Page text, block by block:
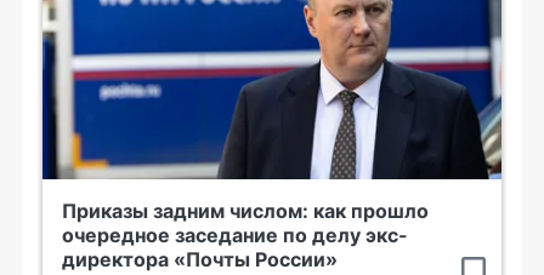
Приказы задним числом: как прошло
очередное заседание по делу экс-
директора «Почты России»